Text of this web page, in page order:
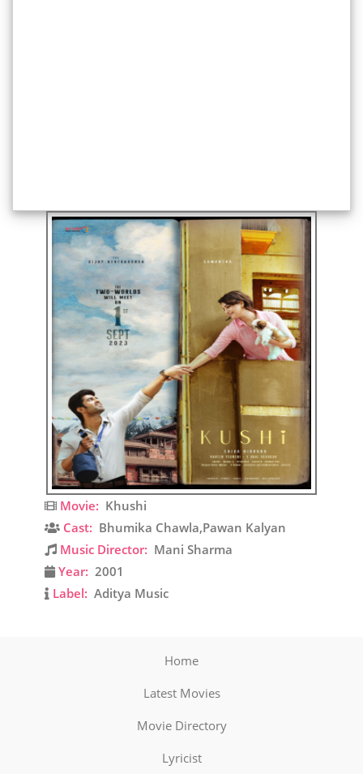
Movie: Khushi
Cast: Bhumika Chawla,Pawan Kalyan
Music Director: Mani Sharma
Year: 2001
Label: Aditya Music
Home
Latest Movies
Movie Directory
Lyricist